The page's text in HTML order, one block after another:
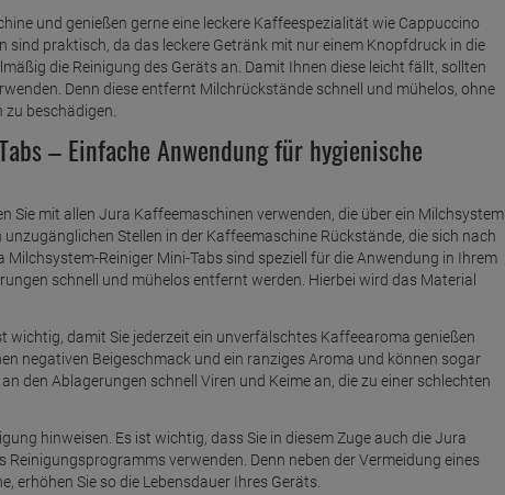
und genießen gerne eine leckere Kaffeespezialität wie Cappuccino
praktisch, da das leckere Getränk mit nur einem Knopfdruck in die
die Reinigung des Geräts an. Damit Ihnen diese leicht fällt, sollten
Denn diese entfernt Milchrückstände schnell und mühelos, ohne
beschädigen.
– Einfache Anwendung für hygienische
Sie mit allen Jura Kaffeemaschinen verwenden, die über ein Milchsystem
Stellen in der Kaffeemaschine Rückstände, die sich nach
Reiniger Mini-Tabs sind speziell für die Anwendung in Ihrem
schnell und mühelos entfernt werden. Hierbei wird das Material
wichtig, damit Sie jederzeit ein unverfälschtes Kaffeearoma genießen
negativen Beigeschmack und ein ranziges Aroma und können sogar
den Ablagerungen schnell Viren und Keime an, die zu einer schlechten
hinweisen. Es ist wichtig, dass Sie in diesem Zuge auch die Jura
Reinigungsprogramms verwenden. Denn neben der Vermeidung eines
erhöhen Sie so die Lebensdauer Ihres Geräts.